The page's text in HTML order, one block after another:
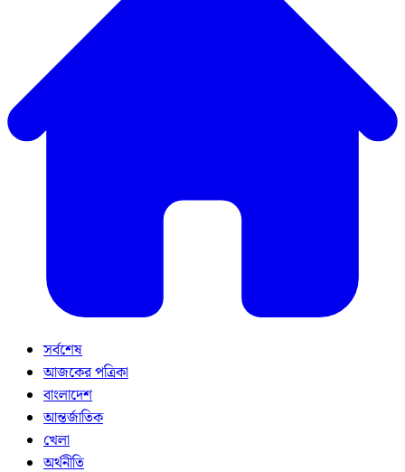
সর্বশেষ
আজকের পত্রিকা
বাংলাদেশ
আন্তর্জাতিক
খেলা
অর্থনীতি